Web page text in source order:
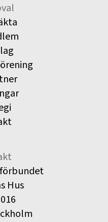
Hus